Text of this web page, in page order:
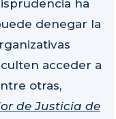
ha
denegar la
acceder a
otras,
de Justicia de